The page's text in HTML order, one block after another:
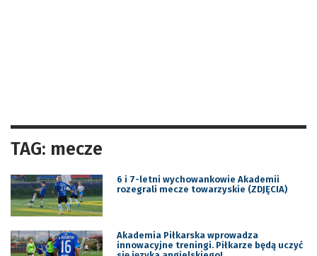
TAG: mecze
6 i 7-letni wychowankowie Akademii
rozegrali mecze towarzyskie (ZDJĘCIA)
Akademia Piłkarska wprowadza
innowacyjne treningi. Piłkarze będą uczyć